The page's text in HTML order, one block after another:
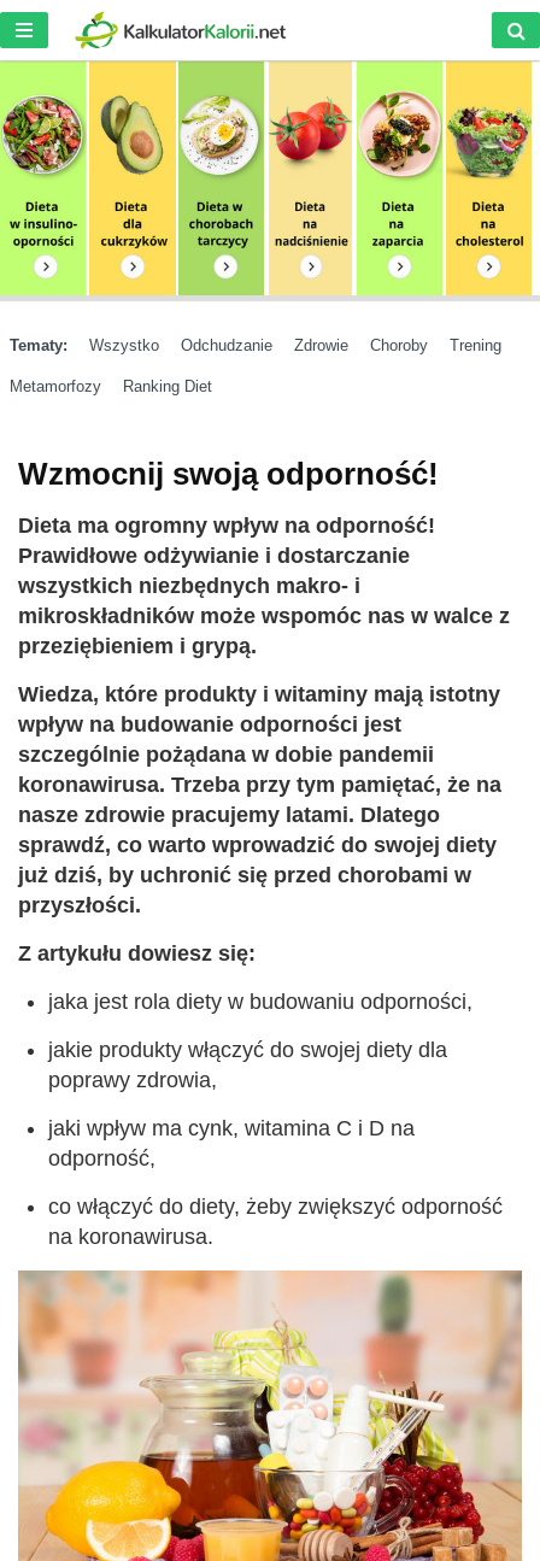
Tematy: Wszystko Odchudzanie Zdrowie Choroby Trening
Metamorfozy Ranking Diet
Wzmocnij swoją odporność!
Dieta ma ogromny wpływ na odporność!
Prawidłowe odżywianie i dostarczanie
wszystkich niezbędnych makro- i
mikroskładników może wspomóc nas w walce z
przeziębieniem i grypą.
Wiedza, które produkty i witaminy mają istotny
wpływ na budowanie odporności jest
szczególnie pożądana w dobie pandemii
koronawirusa. Trzeba przy tym pamiętać, że na
nasze zdrowie pracujemy latami. Dlatego
sprawdź, co warto wprowadzić do swojej diety
już dziś, by uchronić się przed chorobami w
przyszłości.
Z artykułu dowiesz się:
jaka jest rola diety w budowaniu odporności,
jakie produkty włączyć do swojej diety dla
poprawy zdrowia,
jaki wpływ ma cynk, witamina C i D na
odporność,
co włączyć do diety, żeby zwiększyć odporność
na koronawirusa.